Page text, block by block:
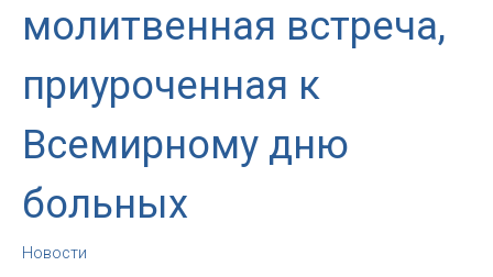
молитвенная встреча,
приуроченная к
Всемирному дню
больных
Новости